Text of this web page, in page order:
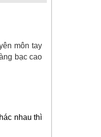
môn tay
bạc cao
nhau thì